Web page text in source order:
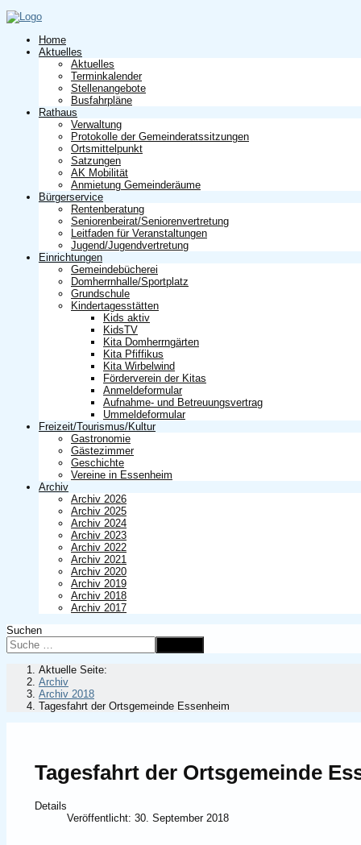
Home
Aktuelles
Aktuelles
Terminkalender
Stellenangebote
Busfahrpläne
Rathaus
Verwaltung
Protokolle der Gemeinderatssitzungen
Ortsmittelpunkt
Satzungen
AK Mobilität
Anmietung Gemeinderäume
Bürgerservice
Rentenberatung
Seniorenbeirat/Seniorenvertretung
Leitfaden für Veranstaltungen
Jugend/Jugendvertretung
Einrichtungen
Gemeindebücherei
Domherrnhalle/Sportplatz
Grundschule
Kindertagesstätten
Kids aktiv
KidsTV
Kita Domherrngärten
Kita Pfiffikus
Kita Wirbelwind
Förderverein der Kitas
Anmeldeformular
Aufnahme- und Betreuungsvertrag
Ummeldeformular
Freizeit/Tourismus/Kultur
Gastronomie
Gästezimmer
Geschichte
Vereine in Essenheim
Archiv
Archiv 2026
Archiv 2025
Archiv 2024
Archiv 2023
Archiv 2022
Archiv 2021
Archiv 2020
Archiv 2019
Archiv 2018
Archiv 2017
Suchen
Aktuelle Seite:
Archiv
Archiv 2018
Tagesfahrt der Ortsgemeinde Essenheim
Tagesfahrt der Ortsgemeinde
Details
Veröffentlicht: 30. September 2018